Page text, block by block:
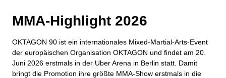
MMA‑Highlight 2026
OKTAGON 90 ist ein internationales Mixed‑Martial‑Arts‑Event
der europäischen Organisation OKTAGON und findet am 20.
Juni 2026 erstmals in der Uber Arena in Berlin statt. Damit
bringt die Promotion ihre größte MMA‑Show erstmals in die